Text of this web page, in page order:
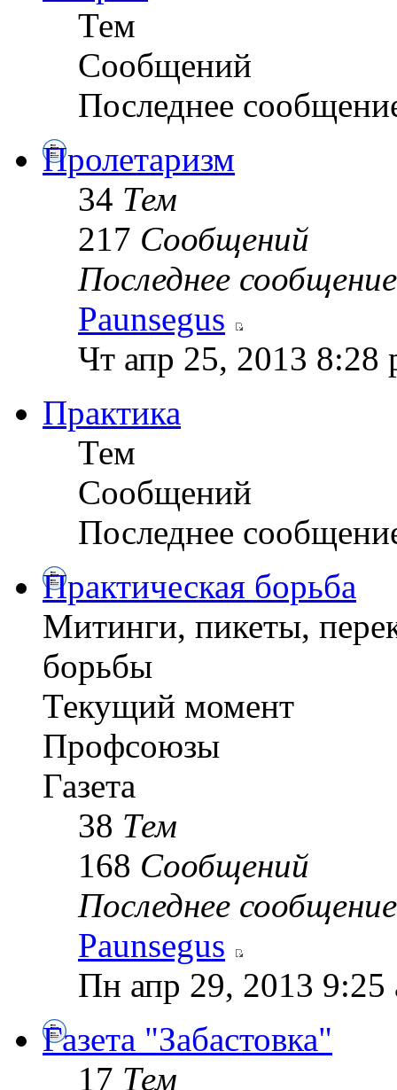
Тем
Сообщений
Последнее
Пролетаризм
34 Тем
217 Сообщений
Последнее сообщение
Paunsegus
Чт апр 25, 2013 8:28
Практика
Тем
Сообщений
Последнее
Практическая борьба
Митинги, пикеты,
борьбы
Текущий момент
Профсоюзы
Газета
38 Тем
168 Сообщений
Последнее сообщение
Paunsegus
Пн апр 29, 2013 9:25
Газета "Забастовка"
17 Тем